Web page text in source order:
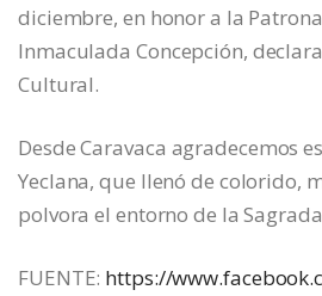
diciembre, en honor a la
Inmaculada Concepción,
Cultural.
Desde Caravaca agradecemos
Yeclana, que llenó de colorido,
polvora el entorno de la
FUENTE: https://